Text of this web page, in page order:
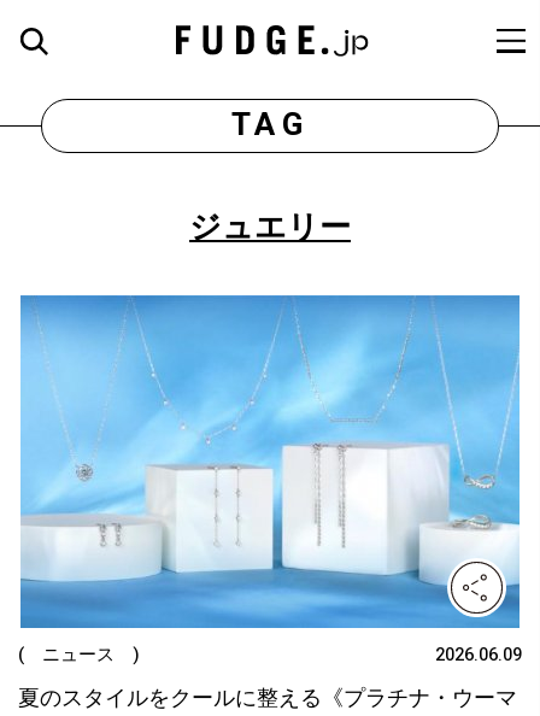
TAG
ジュエリー
( ニュース ) 2026.06.09
夏のスタイルをクールに整える《プラチナ・ウーマ